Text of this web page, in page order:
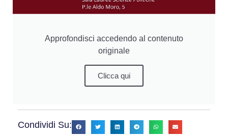
Approfondisci accedendo al contenuto
originale
Clicca qui
Condividi Su: